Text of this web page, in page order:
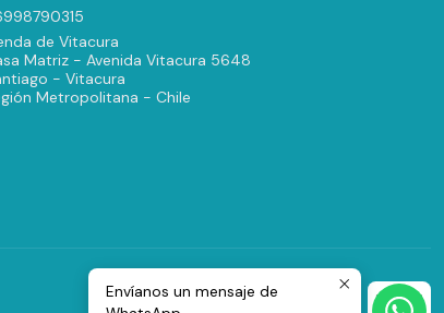
de Vitacura
Matriz - Avenida Vitacura 5648
- Vitacura
Metropolitana - Chile
Envíanos un mensaje de